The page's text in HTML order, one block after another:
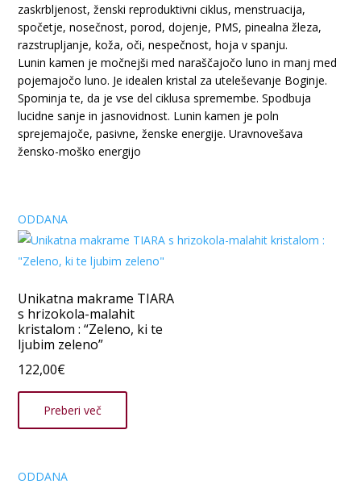
zaskrbljenost, ženski reproduktivni ciklus, menstruacija,
spočetje, nosečnost, porod, dojenje, PMS, pinealna žleza,
razstrupljanje, koža, oči, nespečnost, hoja v spanju.
Lunin kamen je močnejši med naraščajočo luno in manj med
pojemajočo luno. Je idealen kristal za uteleševanje Boginje.
Spominja te, da je vse del ciklusa spremembe. Spodbuja
lucidne sanje in jasnovidnost. Lunin kamen je poln
sprejemajoče, pasivne, ženske energije. Uravnovešava
žensko-moško energijo
ODDANA
Unikatna makrame TIARA
s hrizokola-malahit
kristalom : “Zeleno, ki te
ljubim zeleno”
122,00€
Preberi več
ODDANA